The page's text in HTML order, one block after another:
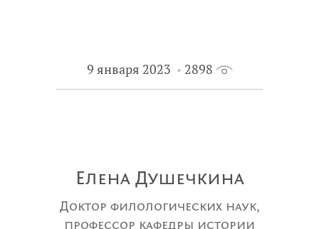
9 января 2023 2898
Елена Душечкина
Доктор филологических наук,
профессор кафедры истории